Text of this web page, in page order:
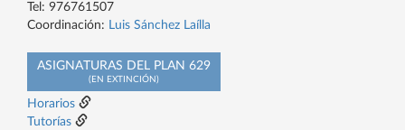
Tel: 976761507
Coordinación: Luis Sánchez Laílla
ASIGNATURAS DEL PLAN 629
(EN EXTINCIÓN)
Horarios
Tutorías